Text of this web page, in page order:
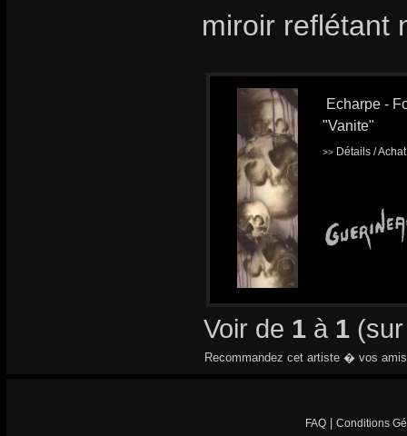
miroir reflétant
Echarpe -
"Vanite"
>> Détails /
Voir de 1 à 1
Recommandez cet artiste � vos
FAQ Conditions